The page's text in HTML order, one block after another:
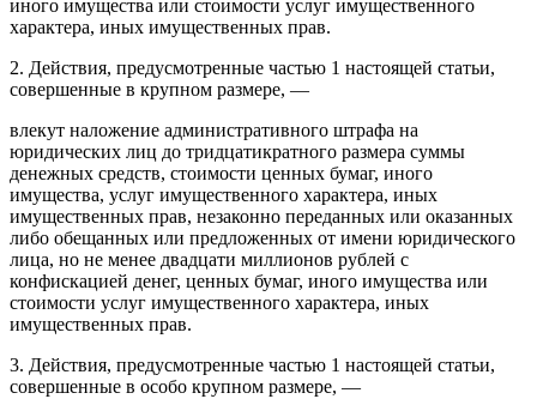
иного имущества или стоимости услуг имущественного
характера, иных имущественных прав.
2. Действия, предусмотренные частью 1 настоящей статьи,
совершенные в крупном размере, —
влекут наложение административного штрафа на
юридических лиц до тридцатикратного размера суммы
денежных средств, стоимости ценных бумаг, иного
имущества, услуг имущественного характера, иных
имущественных прав, незаконно переданных или оказанных
либо обещанных или предложенных от имени юридического
лица, но не менее двадцати миллионов рублей с
конфискацией денег, ценных бумаг, иного имущества или
стоимости услуг имущественного характера, иных
имущественных прав.
3. Действия, предусмотренные частью 1 настоящей статьи,
совершенные в особо крупном размере, —